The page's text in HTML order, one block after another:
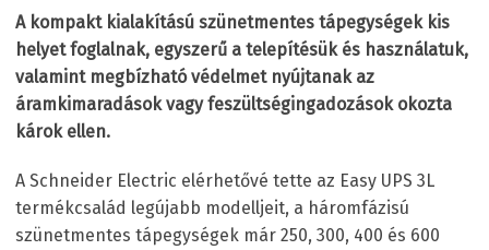
A kompakt kialakítású szünetmentes tápegységek kis
helyet foglalnak, egyszerű a telepítésük és használatuk,
valamint megbízható védelmet nyújtanak az
áramkimaradások vagy feszültségingadozások okozta
károk ellen.
A Schneider Electric elérhetővé tette az Easy UPS 3L
termékcsalád legújabb modelljeit, a háromfázisú
szünetmentes tápegységek már 250, 300, 400 és 600